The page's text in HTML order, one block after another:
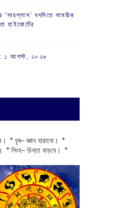
‘সারপ্লাস’ বদলিতে সাময়িক
হাইকোর্টের
‌‌১ আগস্ট, ২০২৬
* বৃষ– জ্ঞান হারানো। *
* সিংহ– চিন্তা বাড়বে। *